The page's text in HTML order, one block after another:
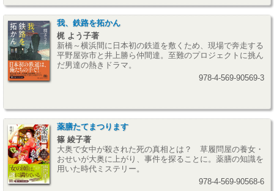
我、鉄路を拓かん
梶 よう子著
新橋～横浜間に日本初の鉄道を敷くため、現場で奔走する
平野屋弥市と井上勝ら仲間達。至難のプロジェクトに挑ん
だ男達の熱きドラマ。
978-4-569-90569-3
薬膳たてまつります
篠 綾子著
大奥で女中が殺された死の真相とは？ 草履問屋の養女・
おせいが大奥に上がり、事件を探ることに。薬膳の知識を
用いた時代ミステリー。
978-4-569-90568-6